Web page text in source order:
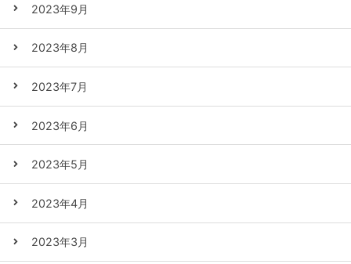
2023年9月
2023年8月
2023年7月
2023年6月
2023年5月
2023年4月
2023年3月